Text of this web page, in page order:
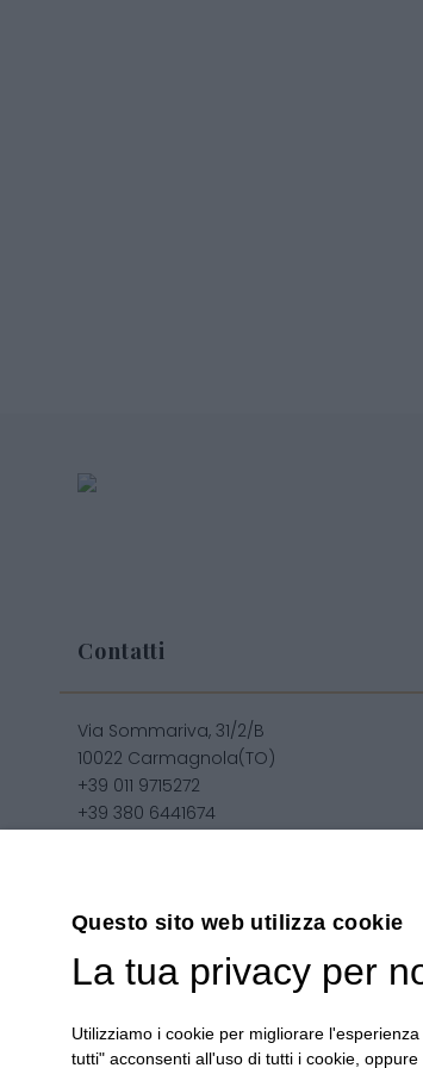
Contatti
Via Sommariva, 31/2/B
10022 Carmagnola(TO)
+39 011 9715272
+39 380 6441674
Copyright 2020© Regali Digusto è un
Questo sito web utilizza cookie
La tua privacy per
Utilizziamo i cookie per migliorare
tutti" acconsenti all'uso di tutti i cookie,